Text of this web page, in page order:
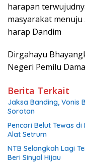
harapan
masyarakat
harap Dandim
Dirgahayu
Negeri Pemilu
Berita Terkait
Jaksa Banding, Vonis
Sorotan
Pencari Belut Tewas
Alat Setrum
NTB Selangkah Lagi
Beri Sinyal Hijau